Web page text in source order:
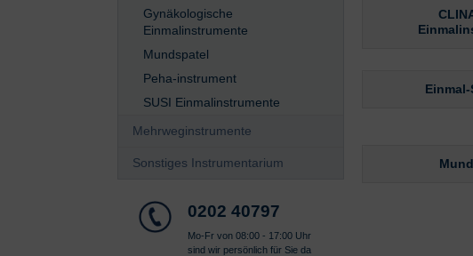
Gynäkologische
Einmalinstrumente
Mundspatel
Peha-instrument
SUSI Einmalinstrumente
Mehrweginstrumente
Sonstiges Instrumentarium
0202 40797
Mo-Fr von 08:00 - 17:00 Uhr
sind wir persönlich für Sie da